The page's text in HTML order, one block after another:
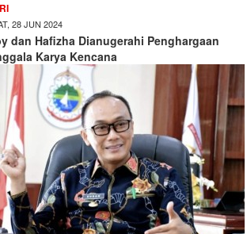
28 JUN 2024
dan Hafizha Dianugerahi Penghargaan
Karya Kencana